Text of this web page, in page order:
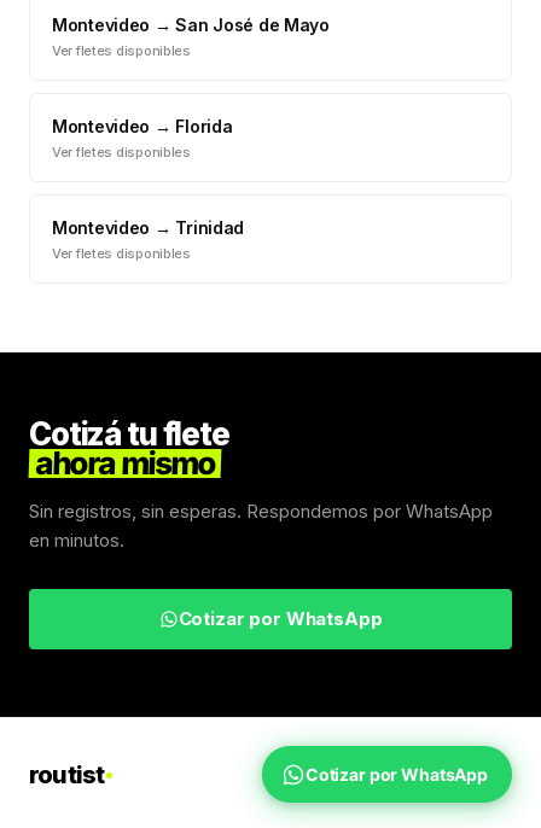
Montevideo →San José de Mayo
Ver fletes disponibles
Montevideo → Florida
Ver fletes disponibles
Montevideo → Trinidad
Ver fletes disponibles
Cotizá tu flete
ahora mismo
Sin registros, sin esperas. Respondemos por WhatsApp
en minutos.
Cotizar por WhatsApp
routist Fletes UruguayInicio
Cotizar por WhatsApp